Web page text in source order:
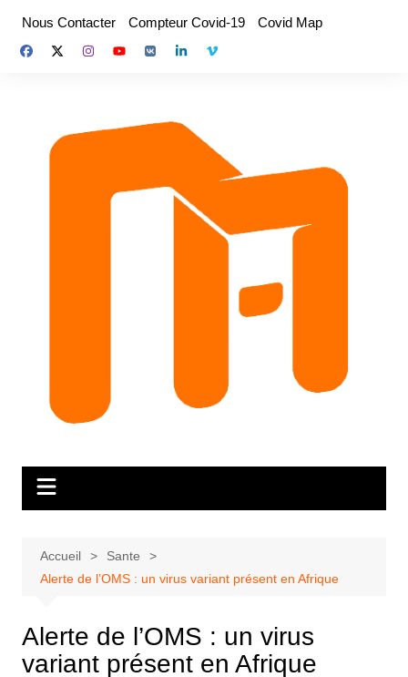
contenu
Nous Contacter Compteur Covid-19 Covid Map
Accueil
Sante
Alerte de l’OMS : un virus variant présent en Afrique
Alerte de l’OMS : un virus
variant présent en Afrique